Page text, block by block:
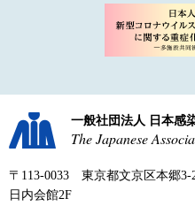
一般社団法人 日本感
The Japanese
〒113-0033 東京都文京区本郷3-
日内会館2F